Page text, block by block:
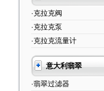
·克拉克阀
·克拉克泵
·克拉克流量计
意大利翡翠
·翡翠过滤器